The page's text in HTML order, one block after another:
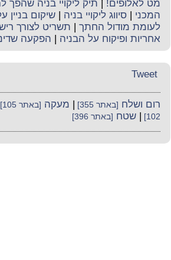
מט לאלופים! | תיק ליקויי בניה
המכני | סיווג ליקויי בניה | שיקום בניין
לעומת מודול החתך | תשריט לצורך
אחריות ופיקוח על הבניה | הפקעה
Tweet
רום ושלח [באתר 355] | מעקה [באתר 105]
102]
| שטח [באתר 396]